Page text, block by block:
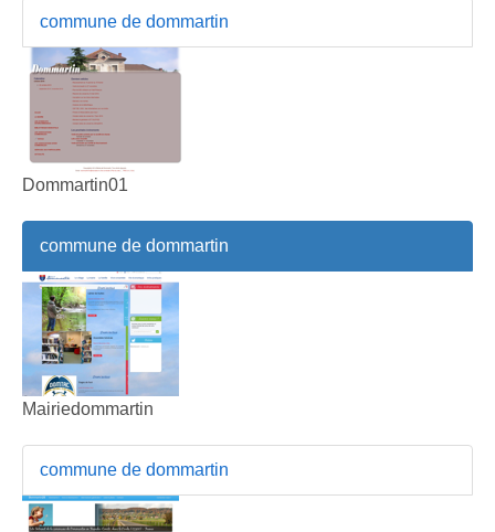
commune de dommartin
Dommartin01
commune de dommartin
Mairiedommartin
commune de dommartin